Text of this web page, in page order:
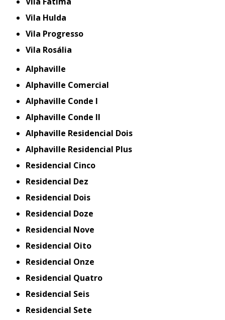
Vila Hulda
Vila Progresso
Vila Rosália
Alphaville
Alphaville Comercial
Alphaville Conde I
Alphaville Conde II
Alphaville Residencial Dois
Alphaville Residencial Plus
Residencial Cinco
Residencial Dez
Residencial Dois
Residencial Doze
Residencial Nove
Residencial Oito
Residencial Onze
Residencial Quatro
Residencial Seis
Residencial Sete